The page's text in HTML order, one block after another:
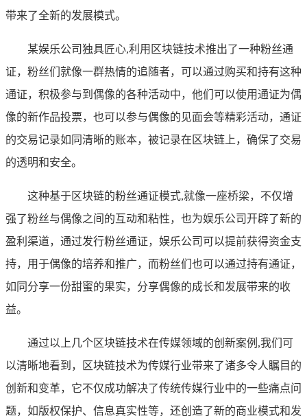
带来了全新的发展模式。
某娱乐公司独具匠心,利用区块链技术推出了一种粉丝通
证，粉丝们就像一群热情的追随者，可以通过购买和持有这种
通证，积极参与到偶像的各种活动中，他们可以使用通证为偶
像的新作品投票，也可以参与偶像的见面会等精彩活动，通证
的交易记录如同清晰的账本，被记录在区块链上，确保了交易
的透明和安全。
这种基于区块链的粉丝通证模式,就像一座桥梁，不仅增
强了粉丝与偶像之间的互动和粘性，也为娱乐公司开辟了新的
盈利渠道，通过发行粉丝通证，娱乐公司可以提前获得资金支
持，用于偶像的培养和推广，而粉丝们也可以通过持有通证，
如同分享一份甜蜜的果实，分享偶像的成长和发展带来的收
益。
通过以上几个区块链技术在传媒领域的创新案例,我们可
以清晰地看到，区块链技术为传媒行业带来了诸多令人瞩目的
创新和变革，它不仅成功解决了传统传媒行业中的一些痛点问
题，如版权保护、信息真实性等，还创造了新的商业模式和发